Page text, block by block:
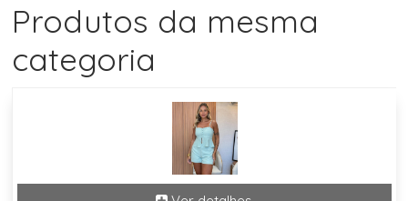
Produtos da mesma
categoria